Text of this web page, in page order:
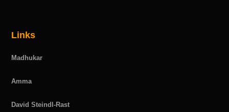
Links
Madhukar
Amma
David Steindl-Rast